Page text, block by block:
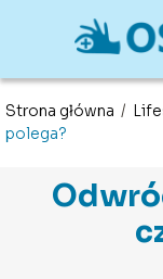
Strona główna /
polega?